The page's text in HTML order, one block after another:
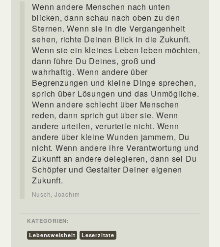
Wenn andere Menschen nach unten
blicken, dann schau nach oben zu den
Sternen. Wenn sie in die Vergangenheit
sehen, richte Deinen Blick in die Zukunft.
Wenn sie ein kleines Leben leben möchten,
dann führe Du Deines, groß und
wahrhaftig. Wenn andere über
Begrenzungen und kleine Dinge sprechen,
sprich über Lösungen und das Unmögliche.
Wenn andere schlecht über Menschen
reden, dann sprich gut über sie. Wenn
andere urteilen, verurteile nicht. Wenn
andere über kleine Wunden jammern, Du
nicht. Wenn andere ihre Verantwortung und
Zukunft an andere delegieren, dann sei Du
Schöpfer und Gestalter Deiner eigenen
Zukunft.
Nusch, Joachim
KATEGORIEN:
Lebensweisheit
Leserzitate